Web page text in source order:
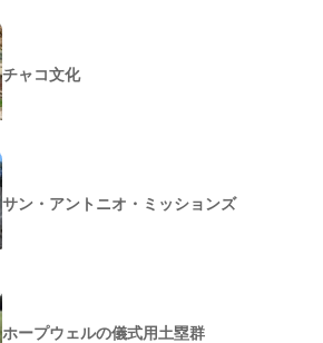
チャコ文化
サン・アントニオ・ミッションズ
ホープウェルの儀式用土塁群